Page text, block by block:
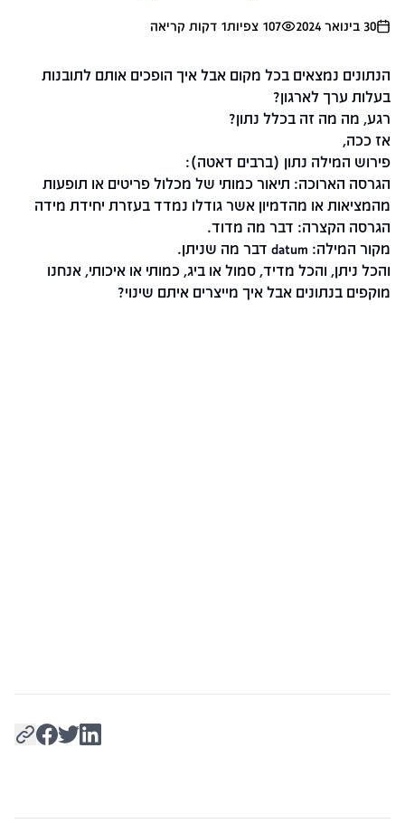
30 בינואר 2024 107 צפיות1 דקות קריאה
הנתונים נמצאים בכל מקום אבל איך הופכים אותם לתובנות
בעלות ערך לארגון?
רגע, מה מה זה בכלל נתון?
אז ככה,
פירוש המילה נתון (ברבים דאטה):
הגרסה הארוכה: תיאור כמותי של מכלול פריטים או תופעות
מהמציאות או מהדמיון אשר גודלו נמדד בעזרת יחידת מידה
הגרסה הקצרה: דבר מה מדוד.
מקור המילה: datum דבר מה שניתן.
והכל ניתן, והכל מדיד, סמול או ביג, כמותי או איכותי, אנחנו
מוקפים בנתונים אבל איך מייצרים איתם שינוי?